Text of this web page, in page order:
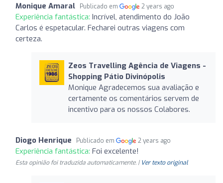
Monique Amaral Publicado em 2 years ago
Experiência fantástica: Incrível, atendimento do João
Carlos é espetacular. Fecharei outras viagens com
certeza.
Zeos Travelling Agência de Viagens -
Shopping Pátio Divinópolis
Monique Agradecemos sua avaliação e
certamente os comentários servem de
incentivo para os nossos Colabores.
Diogo Henrique Publicado em 2 years ago
Experiência fantástica: Foi excelente!
Esta opinião foi traduzida automaticamente. | Ver texto original